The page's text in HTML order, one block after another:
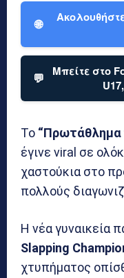
🌐
💬
Μπείτε στο
Το “Πρωτάθλημα
έγινε viral σε
χαστούκια στο
πολλούς
Η νέα γυναικεία
Slapping
χτυπήματος